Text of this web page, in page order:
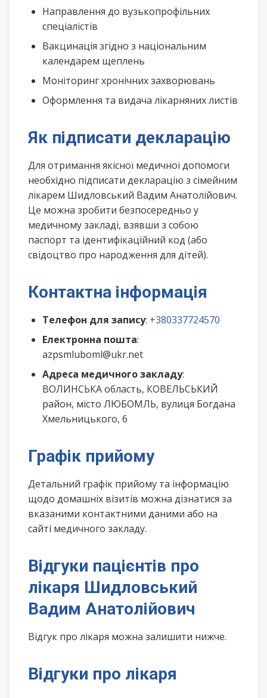
Направлення до вузькопрофільних
спеціалістів
Вакцинація згідно з національним
календарем щеплень
Моніторинг хронічних захворювань
Оформлення та видача лікарняних листів
Як підписати декларацію
Для отримання якісної медичної допомоги
необхідно підписати декларацію з сімейним
лікарем Шидловський Вадим Анатолійович.
Це можна зробити безпосередньо у
медичному закладі, взявши з собою
паспорт та ідентифікаційний код (або
свідоцтво про народження для дітей).
Контактна інформація
Телефон для запису: +380337724570
Електронна пошта:
azpsmluboml@ukr.net
Адреса медичного закладу:
ВОЛИНСЬКА область, КОВЕЛЬСЬКИЙ
район, місто ЛЮБОМЛЬ, вулиця Богдана
Хмельницького, 6
Графік прийому
Детальний графік прийому та інформацію
щодо домашніх візитів можна дізнатися за
вказаними контактними даними або на
сайті медичного закладу.
Відгуки пацієнтів про
лікаря Шидловський
Вадим Анатолійович
Відгук про лікаря можна залишити нижче.
Відгуки про лікаря